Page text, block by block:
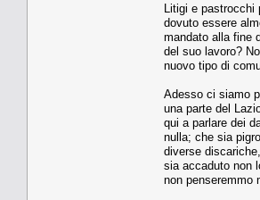
Litigi e pastrocchi
dovuto essere
mandato alla fine
del suo lavoro?
nuovo tipo di
Adesso ci siamo
una parte del
qui a parlare dei
nulla; che sia
diverse
sia accaduto non
non penseremmo